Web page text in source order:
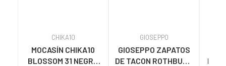
CHIKA10
MOCASÍN CHIKA10
BLOSSOM 31 NEGRO
GIOSEPPO
GIOSEPPO ZAPATOS
DE TACON ROTHBURY